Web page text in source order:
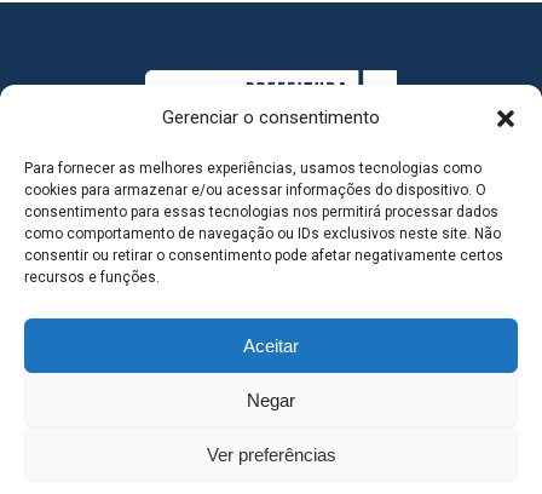
Gerenciar o consentimento
Para fornecer as melhores experiências, usamos tecnologias como
cookies para armazenar e/ou acessar informações do dispositivo. O
consentimento para essas tecnologias nos permitirá processar dados
como comportamento de navegação ou IDs exclusivos neste site. Não
consentir ou retirar o consentimento pode afetar negativamente certos
recursos e funções.
Aceitar
Negar
Ver preferências
MAPA DO SITE
SEDE DO ADMINISTRATIVO MUNICIPAL - Avenida